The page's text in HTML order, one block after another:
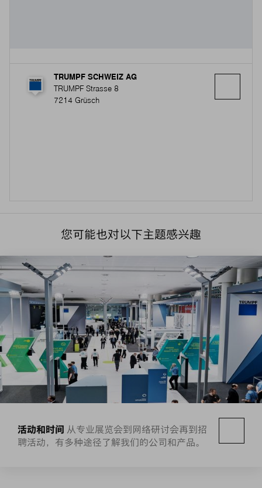
TRUMPF SCHWEIZ AG
TRUMPF Strasse 8
7214 Grüsch
您可能也对以下主题感兴趣
活动和时间 从专业展览会到网络研讨会再到招
聘活动，有多种途径了解我们的公司和产品。